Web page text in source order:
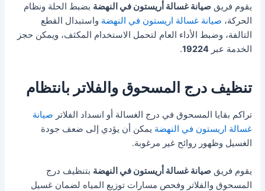
يقوم فريقصيانة غسالة أريستون في النهضة بضبط الحلة ونظام
الحركة، صيانة غسالة اريستون في النهضة واستبدال القطع
التالفة، وضبط الأداء العام لتحمل الاستخدام المكثف، ويمكن حجز
الخدمة عبر19224
.
تنظيف درج المسحوق والفلاتر بانتظام
تراكم بقايا المسحوق في درج الغسالة أو انسداد الفلاتر صيانة
غسالة اريستون في النهضة يمكن أن يؤدي إلى ضعف جودة
الغسيل وظهور روائح غير مرغوبة.
يقوم فريقصيانة غسالة أريستون في النهضة بتنظيف درج
المسحوق والفلاتر وفحص مسارات توزيع المياه لضمان غسيل